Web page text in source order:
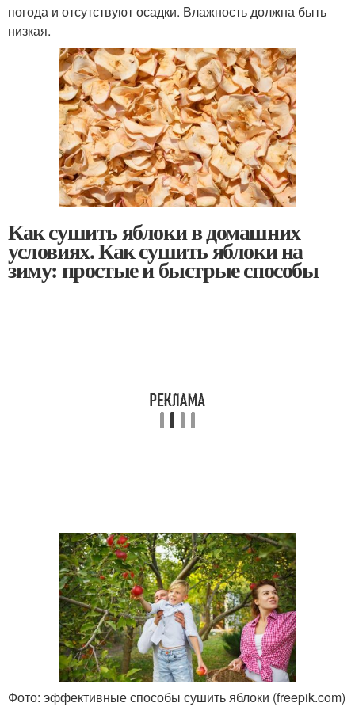
погода и отсутствуют осадки. Влажность должна быть
низкая.
Как сушить яблоки в домашних
условиях. Как сушить яблоки на
зиму: простые и быстрые способы
Фото: эффективные способы сушить яблоки (freepik.com)